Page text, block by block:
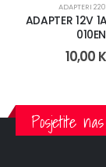
ADAPTERI
ADAPTER 12V
010EN
10,00
Posjetite nas